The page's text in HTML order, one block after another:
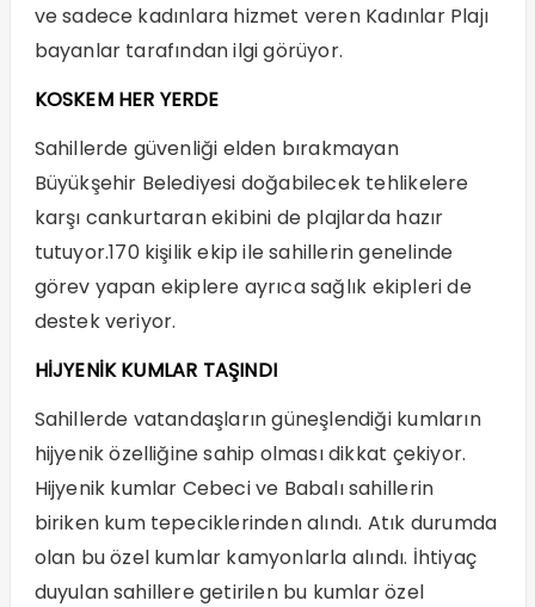
ve sadece kadınlara hizmet veren Kadınlar Plajı
bayanlar tarafından ilgi görüyor.
KOSKEM HER YERDE
Sahillerde güvenliği elden bırakmayan
Büyükşehir Belediyesi doğabilecek tehlikelere
karşı cankurtaran ekibini de plajlarda hazır
tutuyor.170 kişilik ekip ile sahillerin genelinde
görev yapan ekiplere ayrıca sağlık ekipleri de
destek veriyor.
HİJYENİK KUMLAR TAŞINDI
Sahillerde vatandaşların güneşlendiği kumların
hijyenik özelliğine sahip olması dikkat çekiyor.
Hijyenik kumlar Cebeci ve Babalı sahillerin
biriken kum tepeciklerinden alındı. Atık durumda
olan bu özel kumlar kamyonlarla alındı. İhtiyaç
duyulan sahillere getirilen bu kumlar özel